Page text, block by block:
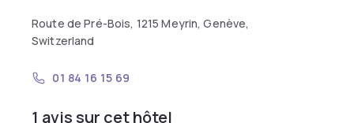
Route de Pré-Bois, 1215 Meyrin, Genève,
Switzerland
01 84 16 15 69
1 avis sur cet hôtel